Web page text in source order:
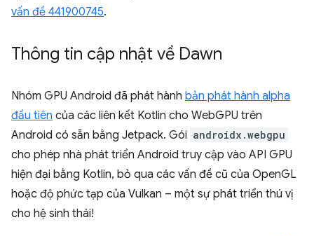
vấn đề 441900745.
Thông tin cập nhật về Dawn
Nhóm GPU Android đã phát hành bản phát hành alpha
đầu tiên của các liên kết Kotlin cho WebGPU trên
Android có sẵn bằng Jetpack. Gói androidx.webgpu
cho phép nhà phát triển Android truy cập vào API GPU
hiện đại bằng Kotlin, bỏ qua các vấn đề cũ của OpenGL
hoặc độ phức tạp của Vulkan – một sự phát triển thú vị
cho hệ sinh thái!